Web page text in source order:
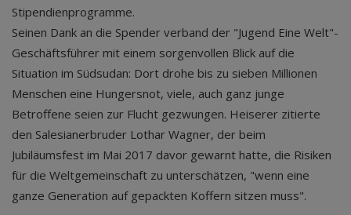
Stipendienprogramme.
Seinen Dank an die Spender verband der "Jugend Eine Welt"-
Geschäftsführer mit einem sorgenvollen Blick auf die
Situation im Südsudan: Dort drohe bis zu sieben Millionen
Menschen eine Hungersnot, viele, auch ganz junge
Betroffene seien zur Flucht gezwungen. Heiserer zitierte
den Salesianerbruder Lothar Wagner, der beim
Jubiläumsfest im Mai 2017 davor gewarnt hatte, die Risiken
für die Weltgemeinschaft zu unterschätzen, "wenn eine
ganze Generation auf gepackten Koffern sitzen muss".